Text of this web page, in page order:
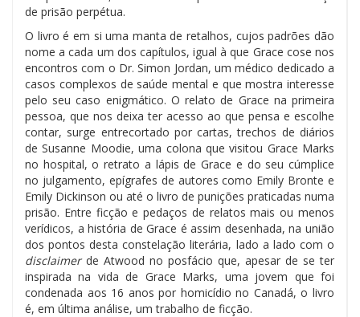
de prisão perpétua.
O livro é em si uma manta de retalhos, cujos padrões dão
nome a cada um dos capítulos, igual à que Grace cose nos
encontros com o Dr. Simon Jordan, um médico dedicado a
casos complexos de saúde mental e que mostra interesse
pelo seu caso enigmático. O relato de Grace na primeira
pessoa, que nos deixa ter acesso ao que pensa e escolhe
contar, surge entrecortado por cartas, trechos de diários
de Susanne Moodie, uma colona que visitou Grace Marks
no hospital, o retrato a lápis de Grace e do seu cúmplice
no julgamento, epígrafes de autores como Emily Bronte e
Emily Dickinson ou até o livro de punições praticadas numa
prisão. Entre ficção e pedaços de relatos mais ou menos
verídicos, a história de Grace é assim desenhada, na união
dos pontos desta constelação literária, lado a lado com o
disclaimerde Atwood no posfácio que, apesar de se ter
inspirada na vida de Grace Marks, uma jovem que foi
condenada aos 16 anos por homicídio no Canadá, o livro
é, em última análise, um trabalho de ficção.